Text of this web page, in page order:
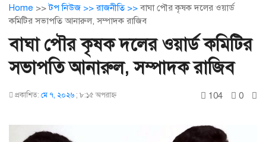
Home >>টপ নিউজ >>রাজনীতি >>বাঘা পৌর কৃষক দলের ওয়ার্ড
কমিটির সভাপতি আনারুল, সম্পাদক রাজিব
বাঘা পৌর কৃষক দলের ওয়ার্ড কমিটির
সভাপতি আনারুল, সম্পাদক রাজিব
প্রকাশিত: মে ৭, ২০২৬ ; ৮:১৫ অপরাহ্ণ 104 0